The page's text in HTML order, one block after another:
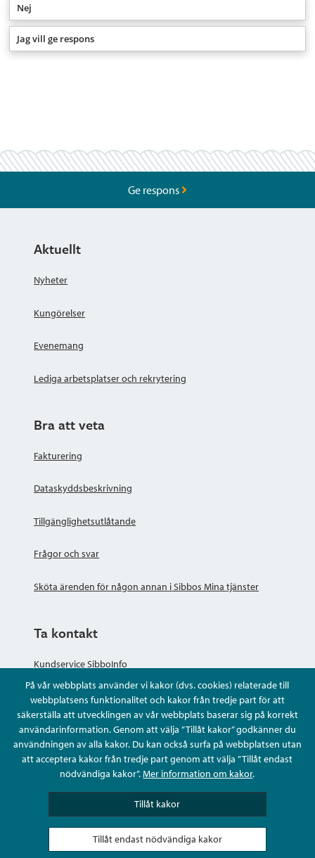
Nej
Jag vill ge respons
På vår webbplats använder vi kakor (dvs. cookies) relaterade till
webbplatsens funktionalitet och kakor från tredje part för att
säkerställa att utvecklingen av vår webbplats baserar sig på korrekt
användarinformation. Genom att välja ”Tillåt kakor” godkänner du
användningen av alla kakor. Du kan också surfa på webbplatsen utan
att acceptera kakor från tredje part genom att välja ”Tillåt endast
nödvändiga kakor”.Mer information om kakor.
Tillåt kakor
Tillåt endast nödvändiga kakor
Ge respons
Aktuellt
Nyheter
Kungörelser
Evenemang
Lediga arbetsplatser och rekrytering
Bra att veta
Fakturering
Dataskyddsbeskrivning
Tillgänglighetsutlåtande
Frågor och svar
Sköta ärenden för någon annan i Sibbos Mina tjänster
Ta kontakt
Kundservice SibboInfo
Ge anonym respons
Ställ en fråga eller sköta ditt ärende
Kontaktuppgifter